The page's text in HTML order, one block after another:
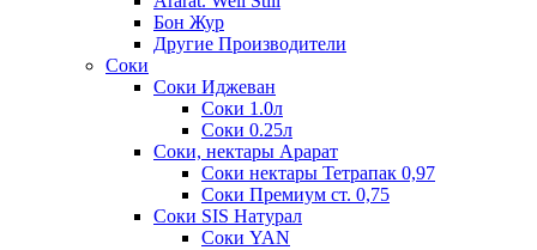
Бон Жур
Другие Производители
Соки
Соки Иджеван
Соки 1.0л
Соки 0.25л
Соки, нектары Арарат
Соки нектары Тетрапак 0,97
Соки Премиум ст. 0,75
Соки SIS Натурал
Соки YAN